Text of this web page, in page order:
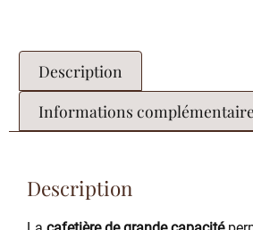
Description
Informations
Description